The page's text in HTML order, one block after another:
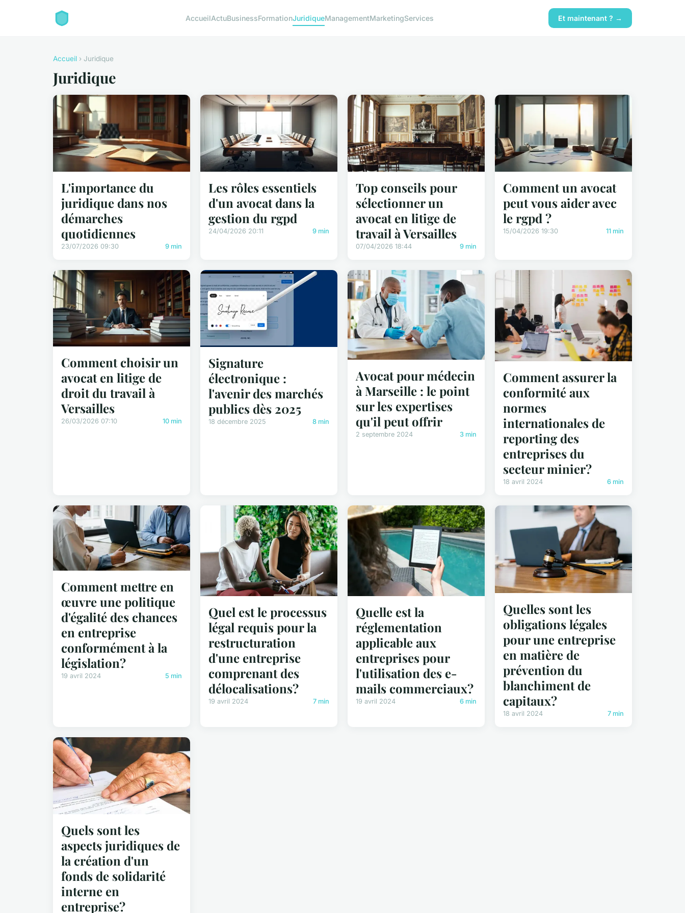
AccueilActuBusinessFormationJuridiqueManagementMarketingServices Et maintenant ? →
Accueil › Juridique
Juridique
L'importance du
juridique dans nos
démarches
quotidiennes
23/07/2026 09:30 9 min
Les rôles essentiels
d'un avocat dans la
gestion du rgpd
24/04/2026 20:11 9 min
Top conseils pour
sélectionner un
avocat en litige de
travail à Versailles
07/04/2026 18:44 9 min
Comment un avocat
peut vous aider avec
le rgpd ?
15/04/2026 19:30 11 min
Comment choisir un
avocat en litige de
droit du travail à
Versailles
26/03/2026 07:10 10 min
Signature
électronique :
l'avenir des marchés
publics dès 2025
18 décembre 2025 8 min
Avocat pour médecin
à Marseille : le point
sur les expertises
qu'il peut offrir
2 septembre 2024 3 min
Comment assurer la
conformité aux
normes
internationales de
reporting des
entreprises du
secteur minier?
18 avril 2024 6 min
Comment mettre en
œuvre une politique
d'égalité des chances
en entreprise
conformément à la
législation?
19 avril 2024 5 min
Quel est le processus
légal requis pour la
restructuration
d'une entreprise
comprenant des
délocalisations?
19 avril 2024 7 min
Quelle est la
réglementation
applicable aux
entreprises pour
l'utilisation des e-
mails commerciaux?
19 avril 2024 6 min
Quelles sont les
obligations légales
pour une entreprise
en matière de
prévention du
blanchiment de
capitaux?
18 avril 2024 7 min
Quels sont les
aspects juridiques de
la création d'un
fonds de solidarité
interne en
entreprise?